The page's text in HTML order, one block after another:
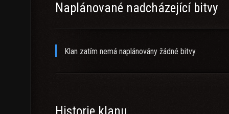
Naplánované nadcházející bitvy
Klan zatím nemá naplánovány žádné bitvy.